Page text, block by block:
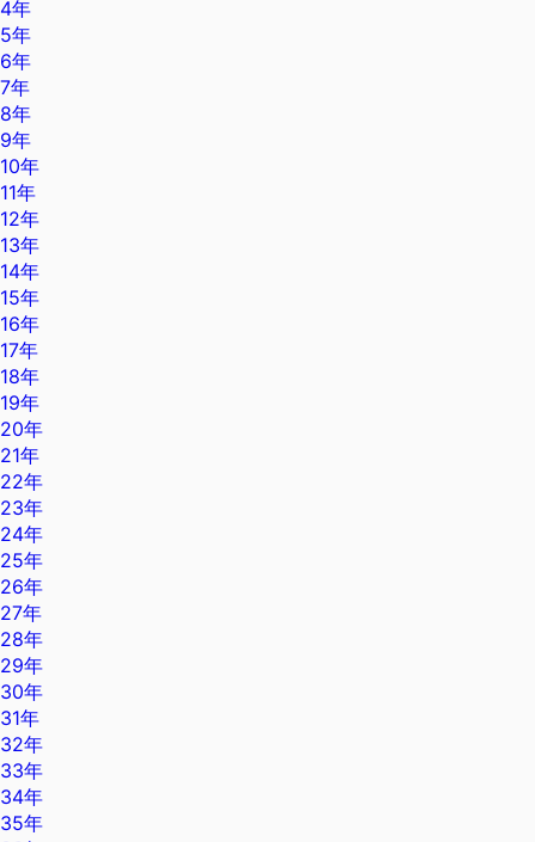
4年
5年
6年
7年
8年
9年
10年
11年
12年
13年
14年
15年
16年
17年
18年
19年
20年
21年
22年
23年
24年
25年
26年
27年
28年
29年
30年
31年
32年
33年
34年
35年